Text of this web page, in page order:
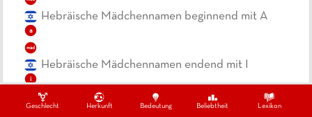
Geschlecht Herkunft Bedeutung Beliebtheit Lexikon
a
Hebräische Mädchennamen beginnend mit A
mäd
i
Hebräische Mädchennamen endend mit I
Dreisilbige, hebräische Mädchennamen